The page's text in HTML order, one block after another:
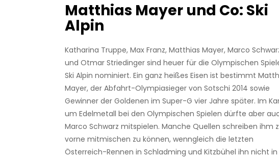
Matthias Mayer und Co: Ski
Alpin
Katharina Truppe, Max Franz, Matthias Mayer, Marco
und Otmar Striedinger sind heuer für die Olympischen
Ski Alpin nominiert. Ein ganz heißes Eisen ist bestimmt
Mayer, der Abfahrt-Olympiasieger von Sotschi 2014 sowie
Gewinner der Goldenen im Super-G vier Jahre später. Im
um Edelmetall bei den Olympischen Spielen dürfte aber
Marco Schwarz mitspielen. Manche Quellen schreiben ihm
vorne mitmischen zu können, wenngleich die letzten
Österreich-Rennen in Schladming und Kitzbühel ihn nicht in